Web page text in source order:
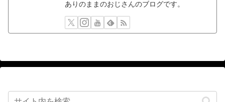
ありのままのおじさんのブログです。